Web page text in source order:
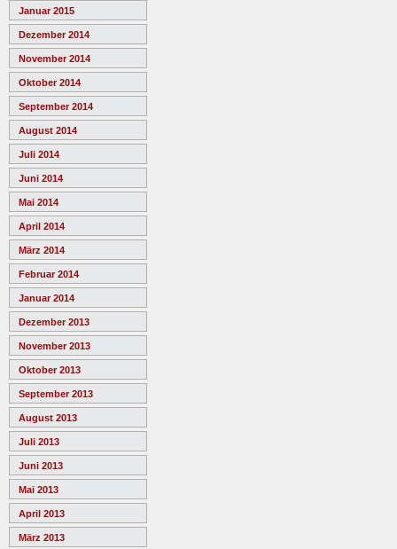
Januar 2015
Dezember 2014
November 2014
Oktober 2014
September 2014
August 2014
Juli 2014
Juni 2014
Mai 2014
April 2014
März 2014
Februar 2014
Januar 2014
Dezember 2013
November 2013
Oktober 2013
September 2013
August 2013
Juli 2013
Juni 2013
Mai 2013
April 2013
März 2013